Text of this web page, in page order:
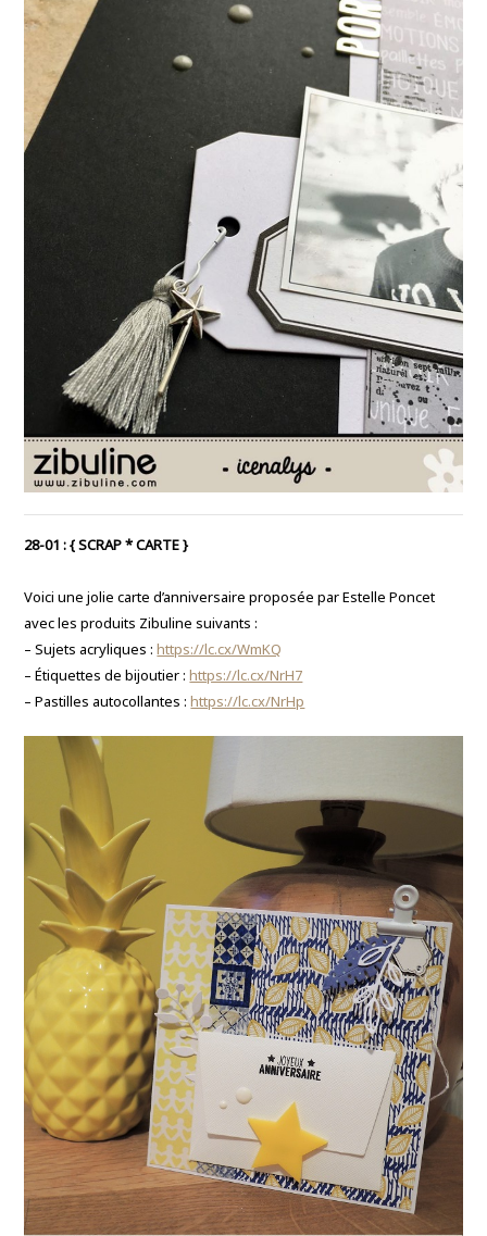
28-01 :{ SCRAP * CARTE }
Voici une jolie carte d’anniversaire proposée par Estelle Poncet
avec les produits Zibuline suivants :
– Sujets acryliques :https://lc.cx/WmKQ
– Étiquettes de bijoutier :https://lc.cx/NrH7
– Pastilles autocollantes :https://lc.cx/NrHp